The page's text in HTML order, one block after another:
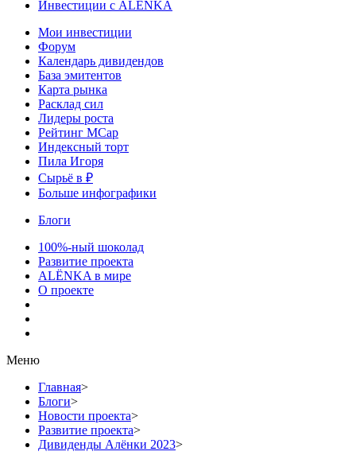
Инвестиции с ALЁNKA
Мои инвестиции
Форум
Календарь дивидендов
База эмитентов
Карта рынка
Расклад сил
Лидеры роста
Рейтинг MCap
Индексный торт
Пила Игоря
Сырьё в ₽
Больше инфографики
Блоги
100%-ный шоколад
Развитие проекта
ALЁNKA в мире
О проекте
Меню
Главная>
Блоги>
Новости проекта>
Развитие проекта>
Дивиденды Алёнки 2023>